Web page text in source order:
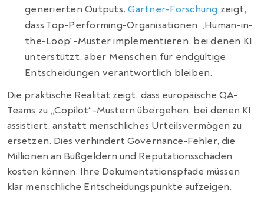
generierten Outputs.Gartner-Forschung zeigt,
dass Top-Performing-Organisationen „Human-in-
the-Loop“-Muster implementieren, bei denen KI
unterstützt, aber Menschen für endgültige
Entscheidungen verantwortlich bleiben.
Die praktische Realität zeigt, dass europäische QA-
Teams zu „Copilot“-Mustern übergehen, bei denen KI
assistiert, anstatt menschliches Urteilsvermögen zu
ersetzen. Dies verhindert Governance-Fehler, die
Millionen an Bußgeldern und Reputationsschäden
kosten können. Ihre Dokumentationspfade müssen
klar menschliche Entscheidungspunkte aufzeigen.